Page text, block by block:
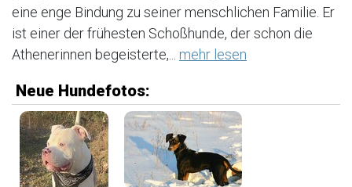
eine enge Bindung zu seiner menschlichen Familie. Er
ist einer der frühesten Schoßhunde, der schon die
Athenerinnen begeisterte,... mehr lesen
Neue Hundefotos: